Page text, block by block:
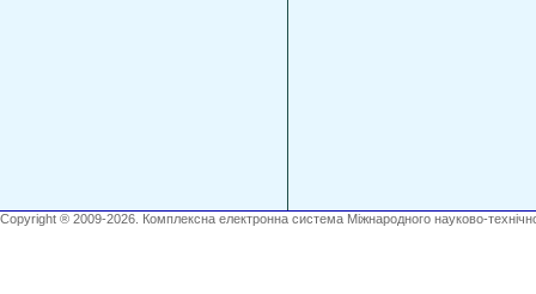
Copyright ® 2009-2026. Комплексна електронна система Міжнародного науково-